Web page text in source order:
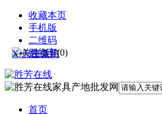
收藏本页
手机版
二维码
购物车(0)
首页
X 点击关闭